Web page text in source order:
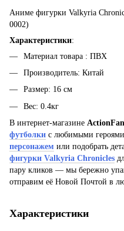
Аниме фигурки Valkyria
0002)
Характеристики:
Материал товара : ПВХ
Производитель: Китай
Размер: 16 см
Вес: 0.4кг
В интернет-магазине ActionFan
футболки с любимыми
персонажем или подобрать
фигурки Valkyria Chronicles
пару кликов — мы бережно
отправим её Новой Почтой в
Характеристики